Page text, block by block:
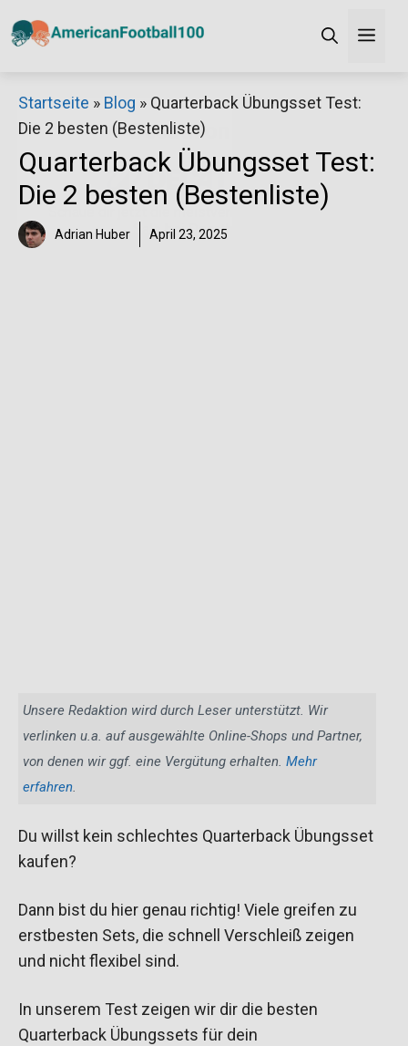
Inhalt
Startseite » Blog » Quarterback Übungsset Test:
Die 2 besten (Bestenliste)
Quarterback Übungsset Test:
Die 2 besten (Bestenliste)
Adrian Huber April 23, 2025
Unsere Redaktion wird durch Leser unterstützt. Wir
verlinken u.a. auf ausgewählte Online-Shops und Partner,
von denen wir ggf. eine Vergütung erhalten. Mehr
erfahren.
Du willst kein schlechtes Quarterback Übungsset
kaufen?
Dann bist du hier genau richtig! Viele greifen zu
erstbesten Sets, die schnell Verschleiß zeigen
und nicht flexibel sind.
In unserem Test zeigen wir dir die besten
Quarterback Übungssets für dein
Decathlon Sale
Schaue dir jetzt die meistverkauften Produkte im
Sale bei Decathlon an!